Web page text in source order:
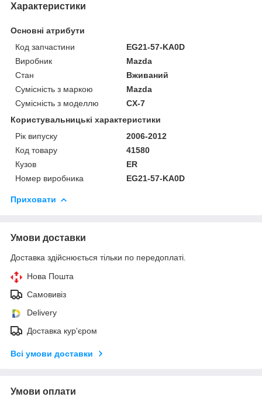
Характеристики
Основні атрибути
Код запчастини
EG21-57-KA0D
Виробник
Mazda
Стан
Вживаний
Сумісність з маркою
Mazda
Сумісність з моделлю
CX-7
Користувальницькі характеристики
Рік випуску
2006-2012
Код товару
41580
Кузов
ER
Номер виробника
EG21-57-KA0D
Приховати
Умови доставки
Доставка здійснюється тільки по передоплаті.
Нова Пошта
Самовивіз
Delivery
Доставка кур'єром
Всі умови доставки
Умови оплати